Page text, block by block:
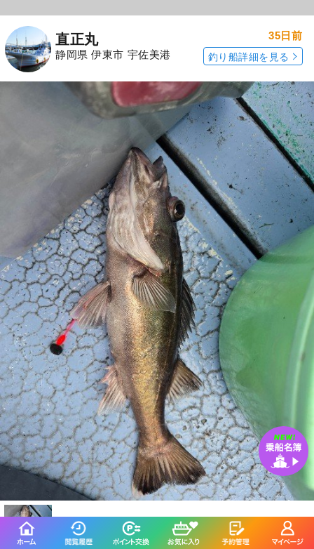
直正丸
静岡県 伊東市 宇佐美港
35日前
釣り船詳細を見る